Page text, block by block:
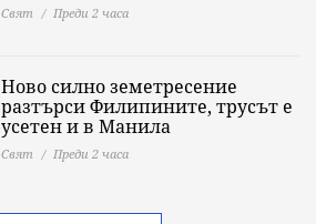
Свят Преди 2 часа
Ново силно земетресение
разтърси Филипините, трусът е
усетен и в Манила
Свят Преди 2 часа